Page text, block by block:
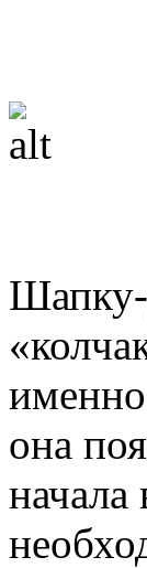
она
начала